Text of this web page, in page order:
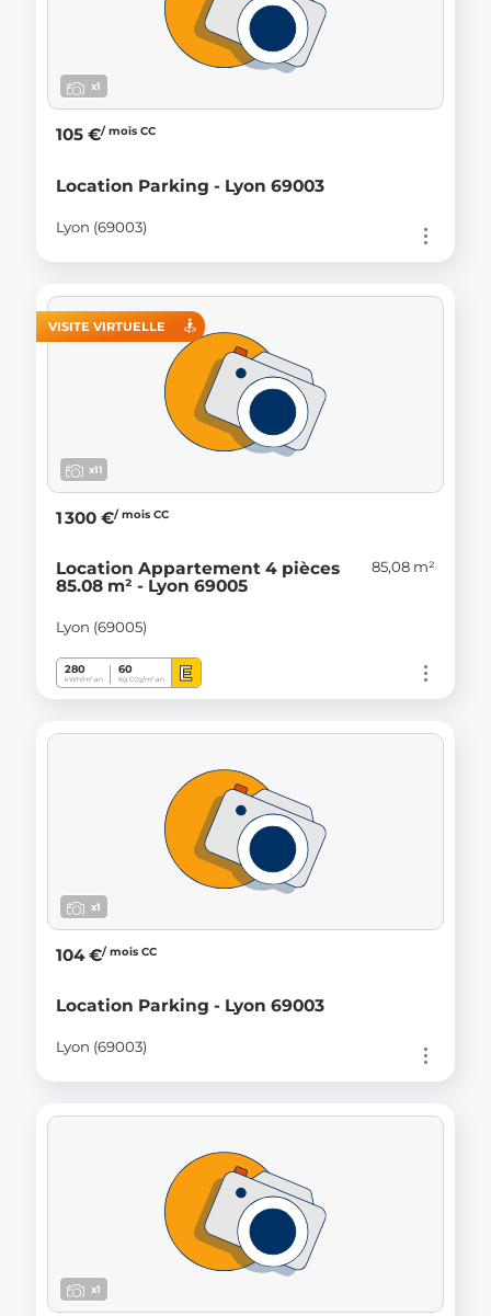
x1
105 €/ mois CC
Location Parking - Lyon 69003
Lyon (69003)
VISITE VIRTUELLE
x11
1 300 €/ mois CC
Location Appartement 4 pièces
85.08 m² - Lyon 69005
85,08 m²
Lyon (69005)
280
kWh/m².an
60
Kg CO2/m².an E
x1
104 €/ mois CC
Location Parking - Lyon 69003
Lyon (69003)
x1